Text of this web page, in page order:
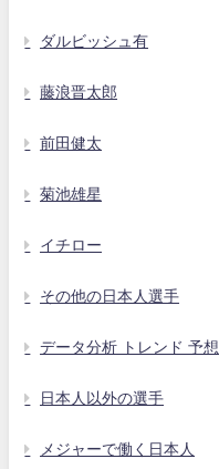
ダルビッシュ有
藤浪晋太郎
前田健太
菊池雄星
イチロー
その他の日本人選手
データ分析 トレンド 予想
日本人以外の選手
メジャーで働く日本人